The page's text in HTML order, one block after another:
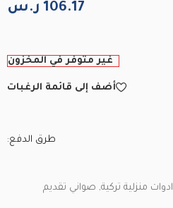
106.17 ر.س
غير متوفر في المخزون
أضف إلى قائمة الرغبات
طرق الدفع:
ادوات منزلية تركية, صواني تقديم